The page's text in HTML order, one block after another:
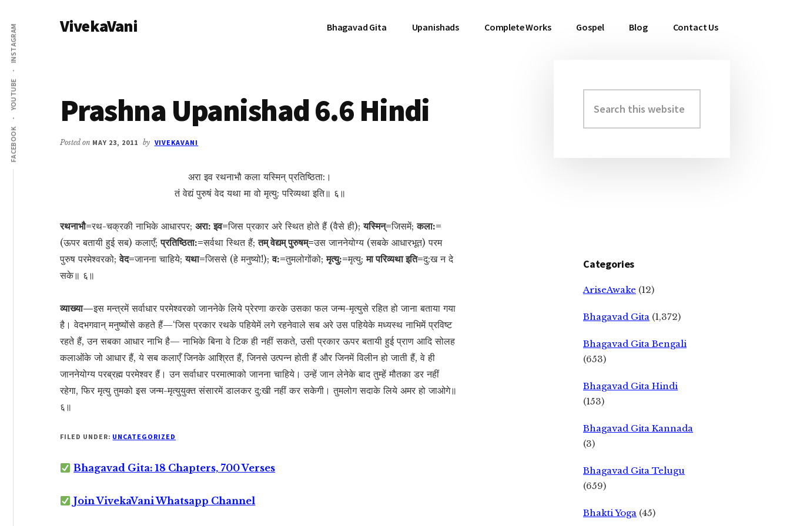
main
content
primary
sidebar
Additional
menu
FACEBOOK
YOUTUBE
INSTAGRAM VivekaVani Bhagavad Gita Upanishads Complete Works Gospel Blog Contact Us
Prashna Upanishad 6.6 Hindi
Posted on MAY 23, 2011 by VIVEKAVANI
अरा इव रथनाभौ कला यस्मिन् प्रतिष्ठिता:।
तं वेद्यं पुरुषं वेद यथा मा वो मृत्यु: परिव्यथा इति॥ ६॥
रथनाभौ=रथ-चक्रकी नाभिके आधारपर; अरा: इव=जिस प्रकार अरे स्थित होते हैं (वैसे ही);यस्मिन्=जिसमें;कला:=
(ऊपर बतायी हुई सब) कलाएँ;प्रतिष्ठिता:=सर्वथा स्थित हैं;तम् वेद्यम् पुरुषम्=उस जाननेयोग्य (सबके आधारभूत) परम
पुरुष परमेश्वरको;वेद=जानना चाहिये;यथा=जिससे (हे मनुष्यो!);व:=तुमलोगोंको;मृत्यु:=मृत्यु;मा परिव्यथा इति=दु:ख न दे
सके॥ ६॥
व्याख्या—इस मन्त्रमें सर्वाधार परमेश्वरको जाननेके लिये प्रेरणा करके उसका फल जन्म-मृत्युसे रहित हो जाना बताया गया
है। वेदभगवान् मनुष्योंसे कहते हैं—‘जिस प्रकार रथके पहियेमें लगे रहनेवाले सब अरे उस पहियेके मध्यस्थ नाभिमें प्रविष्ट
रहते हैं, उन सबका आधार नाभि है— नाभिके बिना वे टिक ही नहीं सकते, उसी प्रकार ऊपर बतायी हुई प्राण आदि सोलह
कलाओंके जो आधार हैं, ये सब कलाएँ जिनके आश्रित हैं, जिनसे उत्पन्न होती हैं और जिनमें विलीन हो जाती हैं, वे ही
जाननेयोग्य परब्रह्म परमेश्वर हैं। उन सर्वाधार परमात्माको जानना चाहिये। उन्हें जान लेनेके बाद तुम्हें मौतका डर नहीं
रहेगा, फिर मृत्यु तुमको इस जन्म-मृत्युयुक्त संसारमें डालकर दु:खी नहीं कर सकेगी। तुमलोग सदाके लिये अमर हो जाओगे॥
६॥
FILED UNDER: UNCATEGORIZED
Bhagavad Gita: 18 Chapters, 700 Verses
Join VivekaVani Whatsapp Channel
Primary
Sidebar
this
website
Categories
AriseAwake (12)
Bhagavad Gita (1,372)
Bhagavad Gita Bengali
(653)
Bhagavad Gita Hindi
(153)
Bhagavad Gita Kannada
(3)
Bhagavad Gita Telugu
(659)
Bhakti Yoga (45)